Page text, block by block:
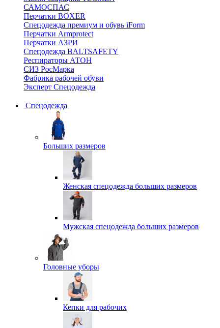
САМОСПАС
Перчатки BOXER
Спецодежда премиум и обувь iForm
Перчатки Armprotect
Перчатки АЗРИ
Спецодежда BALTSAFETY
Респираторы АТОН
СИЗ РосМарка
Фабрика рабочей обуви
Эксперт Спецодежда
Спецодежда
Больших размеров
Женская спецодежда больших размеров
Мужская спецодежда больших размеров
Головные уборы
Кепки для рабочих